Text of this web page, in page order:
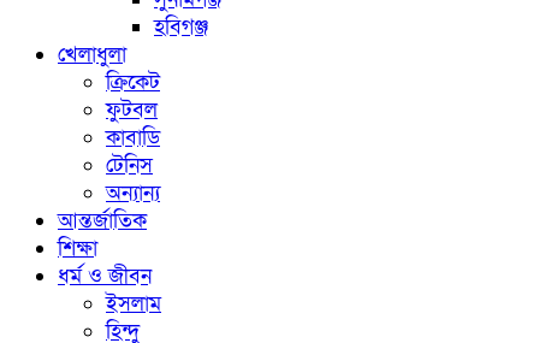
হবিগঞ্জ
খেলাধুলা
ক্রিকেট
ফুটবল
কাবাডি
টেনিস
অন্যান্য
আন্তর্জাতিক
শিক্ষা
ধর্ম ও জীবন
ইসলাম
হিন্দু